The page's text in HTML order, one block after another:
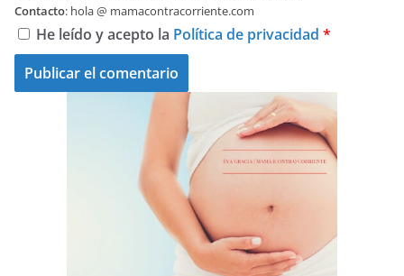
Contacto: hola @ mamacontracorriente.com
He leído y acepto la Política de privacidad *